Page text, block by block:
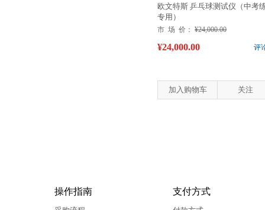
欧文特斯 乒乓球测试仪（中考
专用）
市 场 价： ¥24,000.00
评
¥24,000.00
加入购物车 关注
操作指南 支付方式